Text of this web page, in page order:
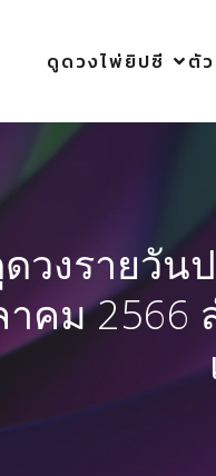
ดูดวงไพ่ยิปซี ตั
วงรายวัน
คม 2566